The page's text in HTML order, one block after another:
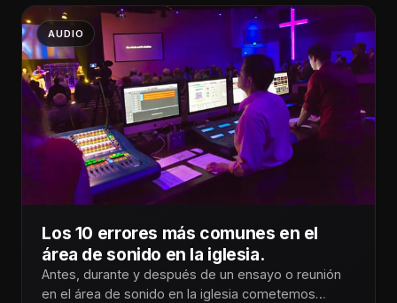
AUDIO
Los 10 errores más comunes en el
área de sonido en la iglesia.
Antes, durante y después de un ensayo o reunión
en el área de sonido en la iglesia cometemos